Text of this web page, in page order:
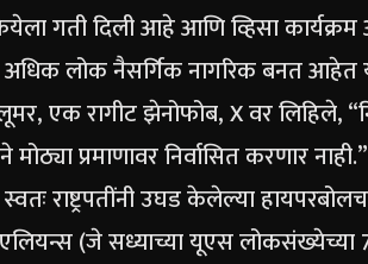
गती दिली आहे आणि व्हिसा
लोक नैसर्गिक नागरिक बनत आहेत या
एक रागीट झेनोफोब, X वर लिहिले,
प्रमाणावर निर्वासित करणार नाही.”
राष्ट्रपतींनी उघड केलेल्या
(जे सध्याच्या यूएस लोकसंख्येच्या